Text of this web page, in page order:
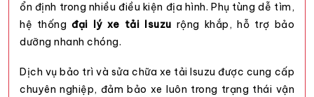
ổn định trong nhiều điều kiện địa hình. Phụ tùng dễ tìm,
hệ thốngđại lý xe tải Isuzu rộng khắp, hỗ trợ bảo
dưỡng nhanh chóng.
Dịch vụ bảo trì và sửa chữa xe tải Isuzu được cung cấp
chuyên nghiệp, đảm bảo xe luôn trong trạng thái vận